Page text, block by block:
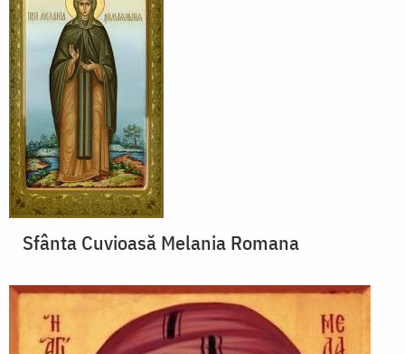
Sfânta Cuvioasă Melania Romana